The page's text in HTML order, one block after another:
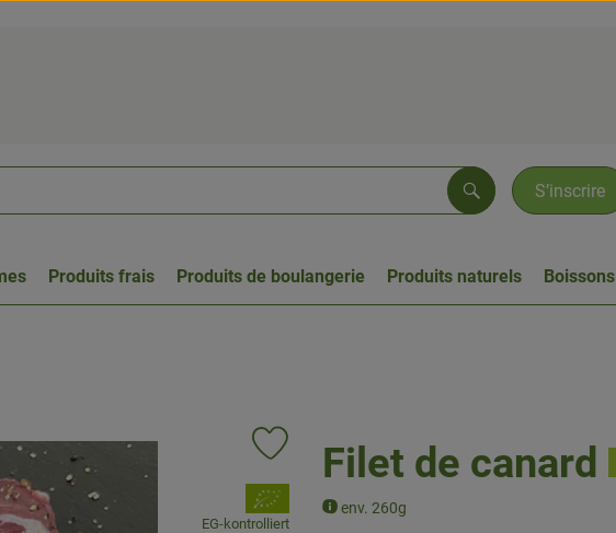
S’inscrire
Rechercher
Produits frais Produits de boulangerie Produits naturels Boissons
Filet de canard
env. 260g
Ajouter le produit aux favoris
, Association:
EG-kontrolliert